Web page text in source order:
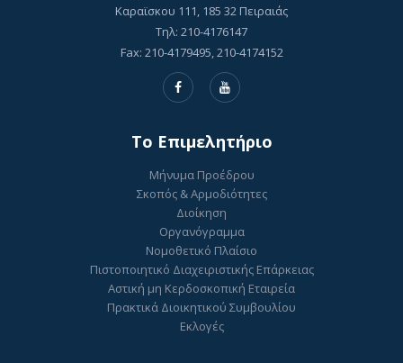
Καραϊσκου 111, 185 32 Πειραιάς
Τηλ: 210-4176147
Fax: 210-4179495, 210-4174152
To Επιμελητήριο
Μήνυμα Προέδρου
Σκοπός & Αρμοδιότητες
Διοίκηση
Οργανόγραμμα
Νομοθετικό Πλαίσιο
Πιστοποιητικό Διαχειριστικής Επάρκειας
Αστική μη Κερδοσκοπική Εταιρεία
Πρακτικά Διοικητικού Συμβουλίου
Εκλογές